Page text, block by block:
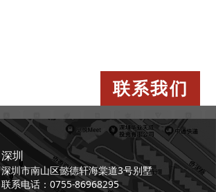
联系我们
深圳
深圳市南山区懿德轩海棠道3号别墅
联系电话：0755-86968295